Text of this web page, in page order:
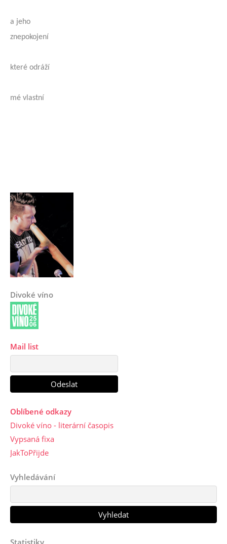
a jeho
znepokojení
které odráží
mé vlastní
Divoké víno
Mail list
Oblíbené odkazy
Divoké víno - literární časopis
Vypsaná fixa
JakToPřijde
Vyhledávání
Statistiky